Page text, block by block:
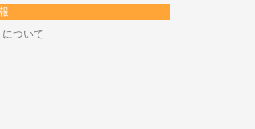
ついて